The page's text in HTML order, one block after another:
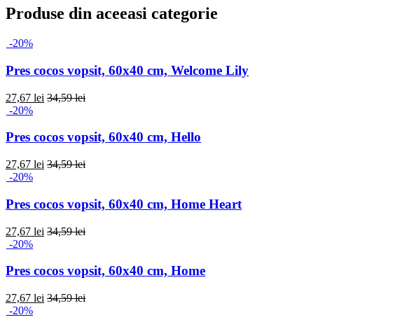
Produse din aceeasi categorie
-20%
Pres cocos vopsit, 60x40 cm, Welcome Lily
27,67 lei 34,59 lei
-20%
Pres cocos vopsit, 60x40 cm, Hello
27,67 lei 34,59 lei
-20%
Pres cocos vopsit, 60x40 cm, Home Heart
27,67 lei 34,59 lei
-20%
Pres cocos vopsit, 60x40 cm, Home
27,67 lei 34,59 lei
-20%